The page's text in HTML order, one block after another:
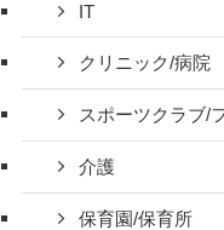
IT
クリニック/病院
スポーツクラブ/
介護
保育園/保育所